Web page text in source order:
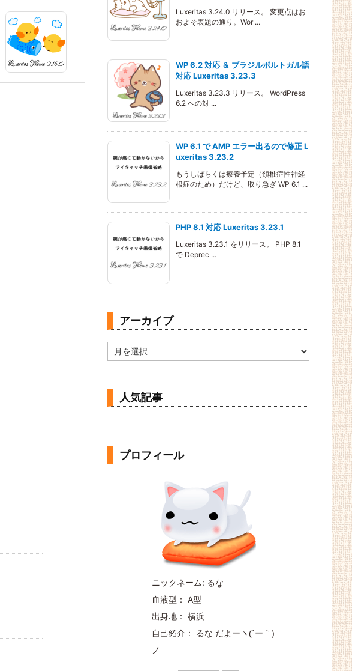
Luxeritas 3.24.0 リリース。 変更点はお
およそ表題の通り。Wor ...
WP 6.2 対応 ＆ ブラジルポルトガル語
対応 Luxeritas 3.23.3
Luxeritas 3.23.3 リリース。 WordPress
6.2 への対 ...
WP 6.1 で AMP エラー出るので修正 L
uxeritas 3.23.2
もうしばらくは療養予定（頚椎症性神経
根症のため）だけど、取り急ぎ WP 6.1 ...
PHP 8.1 対応 Luxeritas 3.23.1
Luxeritas 3.23.1 をリリース。 PHP 8.1
で Deprec ...
アーカイブ
ー
人気記事
プロフィール
ニックネーム: るな
血液型： A型
出身地： 横浜
自己紹介： るな だよー ヽ(´ー｀)
ノ